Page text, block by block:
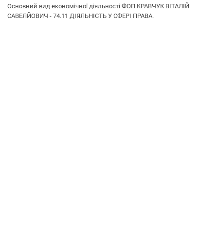
Основний вид економічної діяльності ФОП КРАВЧУК ВІТАЛІЙ
САВЕЛЙОВИЧ - 74.11 ДІЯЛЬНІСТЬ У СФЕРІ ПРАВА.